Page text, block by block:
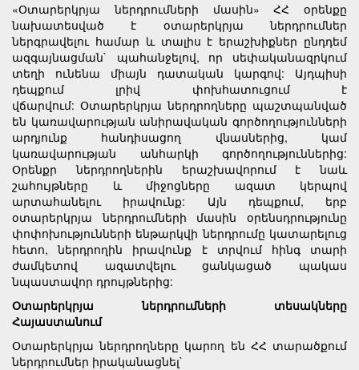
«Օտարերկրյա ներդրումների մասին» ՀՀ օրենքը
նախատեսված է օտարերկրյա ներդրումներ
ներգրավելու համար և տալիս է երաշխիքներ ընդդեմ
ազգայնացման` պահանջելով, որ սեփականազրկում
տեղի ունենա միայն դատական կարգով: Այդպիսի
դեպքում լրիվ փոխհատուցում է
վճարվում: Օտարերկրյա ներդրողները պաշտպանված
են կառավարության անիրավական գործողությունների
արդյունք հանդիսացող վնասներից, կամ
կառավարության անհարկի գործողություններից:
Օրենքր ներդրողներին երաշխավորում է նաև
շահույթները և միջոցները ազատ կերպով
արտահանելու իրավունք: Այն դեպքում, երբ
օտարերկրյա ներդրումների մասին օրենսդրությունը
փոփոխությունների ենթարկվի ներդրումը կատարելուց
հետո, ներդրողին իրավունք է տրվում հինգ տարի
ժամկետով ազատվելու ցանկացած պակաս
նպաստավոր դրույթներից:
Օտարերկրյա ներդրումների տեսակները
Հայաստանում
Օտարերկրյա ներդրողները կարող են ՀՀ տարածքում
ներդրումներ իրականացնել`